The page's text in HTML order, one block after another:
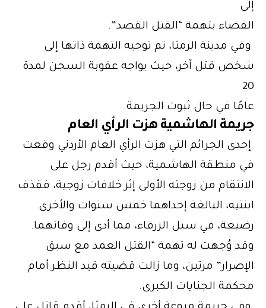
إلى
القضاء بتهمة “القتل القصد”.
وفي مدينة الرمثا، تم توجيه التهمة ذاتها إلى
شخص قتل آخر، حيث يواجه عقوبة السجن لمدة
20
عامًا في حال ثبوت الجريمة.
جريمة الهاشمية هزت الرأي العام
إحدى الجرائم التي هزت الرأي العام الأردني وقعت
في منطقة الهاشمية، حيث أقدم رجل على
الانتقام من زوجته الأولى إثر خلافات زوجية، فقذف
ابنتيه، البالغة إحداهما خمس سنوات والأخرى
رضيعة، في سيل الزرقاء، مما أدى إلى وفاتهما.
وقد وُجهت له تهمة “القتل العمد مع سبق
الإصرار” مرتين، وما زالت قضيته قيد النظر أمام
محكمة الجنايات الكبرى.